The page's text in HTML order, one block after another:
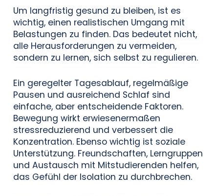
Um langfristig gesund zu bleiben, ist es
wichtig, einen realistischen Umgang mit
Belastungen zu finden. Das bedeutet nicht,
alle Herausforderungen zu vermeiden,
sondern zu lernen, sich selbst zu regulieren.
Ein geregelter Tagesablauf, regelmäßige
Pausen und ausreichend Schlaf sind
einfache, aber entscheidende Faktoren.
Bewegung wirkt erwiesenermaßen
stressreduzierend und verbessert die
Konzentration. Ebenso wichtig ist soziale
Unterstützung. Freundschaften, Lerngruppen
und Austausch mit Mitstudierenden helfen,
das Gefühl der Isolation zu durchbrechen.